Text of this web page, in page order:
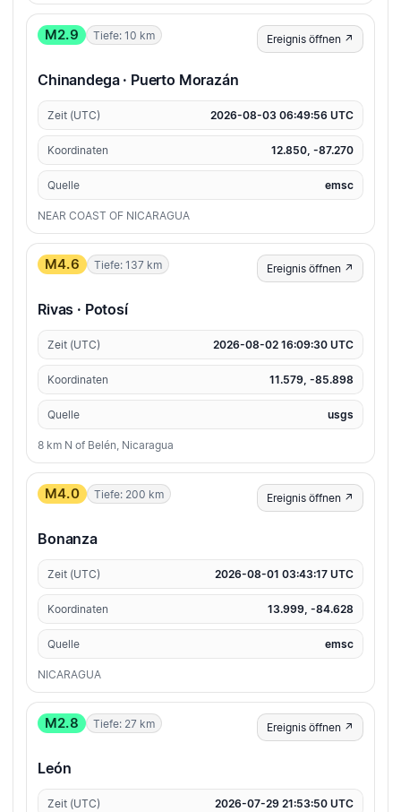
M2.9 Tiefe: 10 km Ereignis öffnen ↗
Chinandega · Puerto Morazán
Zeit (UTC) 2026-08-03 06:49:56 UTC
Koordinaten 12.850, -87.270
Quelle emsc
NEAR COAST OF NICARAGUA
M4.6 Tiefe: 137 km Ereignis öffnen ↗
Rivas · Potosí
Zeit (UTC) 2026-08-02 16:09:30 UTC
Koordinaten 11.579, -85.898
Quelle usgs
8 km N of Belén, Nicaragua
M4.0 Tiefe: 200 km Ereignis öffnen ↗
Bonanza
Zeit (UTC) 2026-08-01 03:43:17 UTC
Koordinaten 13.999, -84.628
Quelle emsc
NICARAGUA
M2.8 Tiefe: 27 km Ereignis öffnen ↗
León
Zeit (UTC) 2026-07-29 21:53:50 UTC